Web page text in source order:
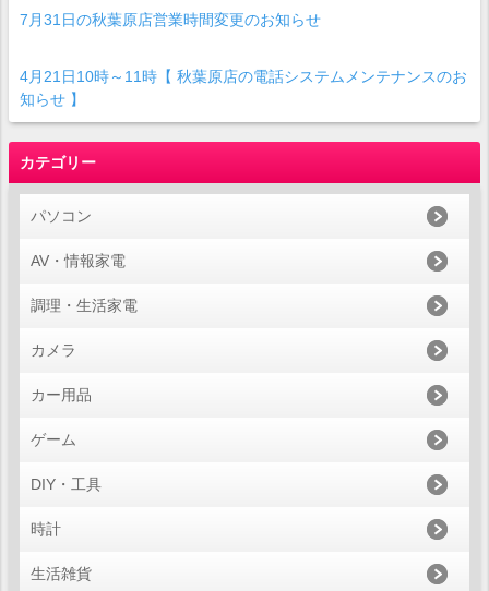
7月31日の秋葉原店営業時間変更のお知らせ
4月21日10時～11時【 秋葉原店の電話システムメンテナンスのお
知らせ 】
カテゴリー
パソコン
AV・情報家電
調理・生活家電
カメラ
カー用品
ゲーム
DIY・工具
時計
生活雑貨